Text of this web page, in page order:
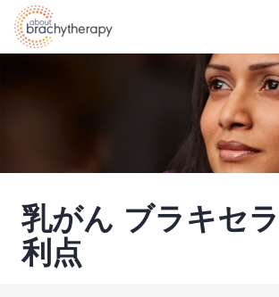
Skip to content
乳がん ブラキセ
利点